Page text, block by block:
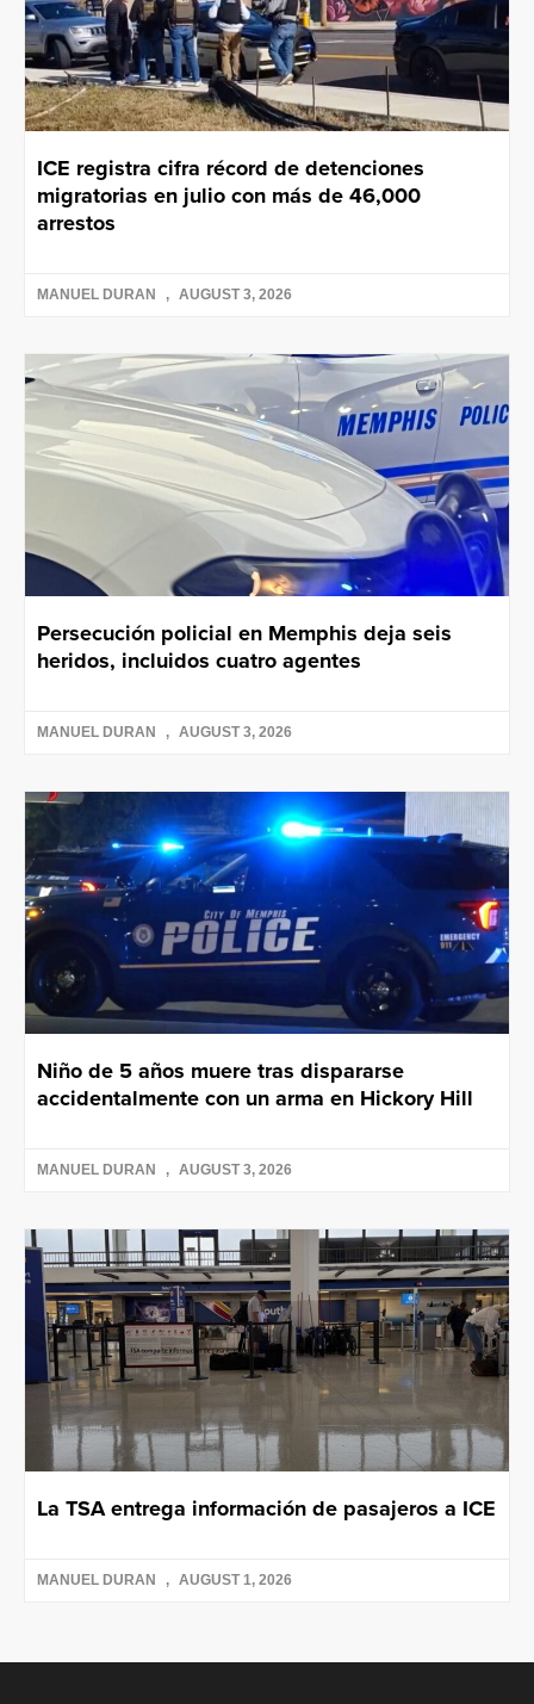
ICE registra cifra récord de detenciones
migratorias en julio con más de 46,000
arrestos
MANUEL DURAN AUGUST 3, 2026
Persecución policial en Memphis deja seis
heridos, incluidos cuatro agentes
MANUEL DURAN AUGUST 3, 2026
Niño de 5 años muere tras dispararse
accidentalmente con un arma en Hickory Hill
MANUEL DURAN AUGUST 3, 2026
La TSA entrega información de pasajeros a ICE
MANUEL DURAN AUGUST 1, 2026